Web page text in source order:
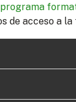
programa
de acceso a